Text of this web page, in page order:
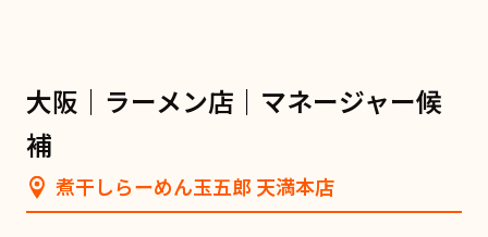
大阪｜ラーメン店｜マネージャー候
補
煮干しらーめん玉五郎 天満本店